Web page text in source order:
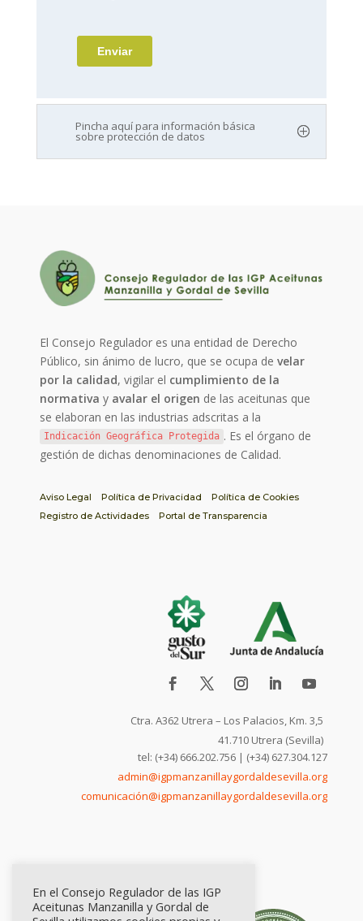
Pincha aquí para información básica
sobre protección de datos
El Consejo Regulador es una entidad de Derecho
Público, sin ánimo de lucro, que se ocupa develar
por la calidad, vigilar el cumplimiento de la
normativa y avalar el origen de las aceitunas que
se elaboran en las industrias adscritas a la
Indicación Geográfica Protegida . Es el órgano de
gestión de dichas denominaciones de Calidad.
Aviso Legal Política de Privacidad
Política de Cookies
Registro de Actividades
Portal de Transparencia
Ctra. A362 Utrera – Los Palacios, Km. 3,5
41.710 Utrera (Sevilla)
tel: (+34) 666.202.756 | (+34) 627.304.127
admin@igpmanzanillaygordaldesevilla.org
comunicación@igpmanzanillaygordaldesevilla.org
En el Consejo Regulador de las IGP
Aceitunas Manzanilla y Gordal de